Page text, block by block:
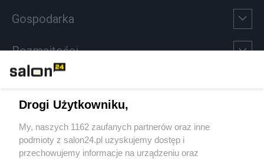
Gospodarka
Rozmaitości
Sport
Społeczeństwo
Drogi Użytkowniku,
My, naszych 1162 zaufanych partnerów oraz inne
podmioty z salon24.pl uzyskujemy dostęp i
przechowujemy informacje na urządzeniu oraz